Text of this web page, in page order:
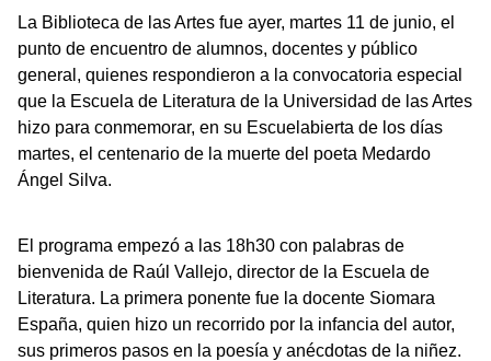
La Biblioteca de las Artes fue ayer, martes 11 de junio, el
punto de encuentro de alumnos, docentes y público
general, quienes respondieron a la convocatoria especial
que la Escuela de Literatura de la Universidad de las Artes
hizo para conmemorar, en su Escuelabierta de los días
martes, el centenario de la muerte del poeta Medardo
Ángel Silva.
El programa empezó a las 18h30 con palabras de
bienvenida de Raúl Vallejo, director de la Escuela de
Literatura. La primera ponente fue la docente Siomara
España, quien hizo un recorrido por la infancia del autor,
sus primeros pasos en la poesía y anécdotas de la niñez.